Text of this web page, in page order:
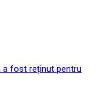
a fost reținut pentru